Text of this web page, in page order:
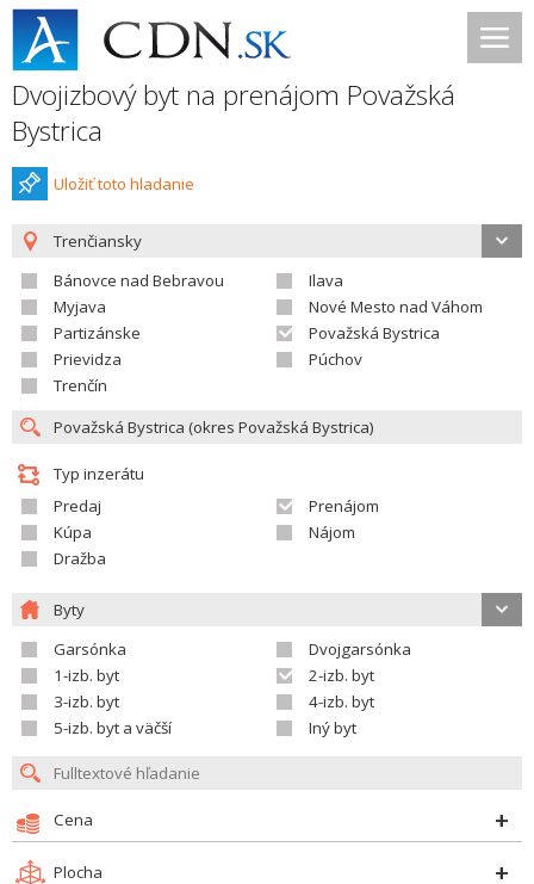
Dvojizbový byt na prenájom Považská
Bystrica
Uložiť toto hladanie
Trenčiansky
Bánovce nad Bebravou
Ilava
Myjava
Nové Mesto nad Váhom
Partizánske
Považská Bystrica
Prievidza
Púchov
Trenčín
Typ inzerátu
Predaj
Prenájom
Kúpa
Nájom
Dražba
Byty
Garsónka
Dvojgarsónka
1-izb. byt
2-izb. byt
3-izb. byt
4-izb. byt
5-izb. byt a väčší
Iný byt
Cena
Plocha